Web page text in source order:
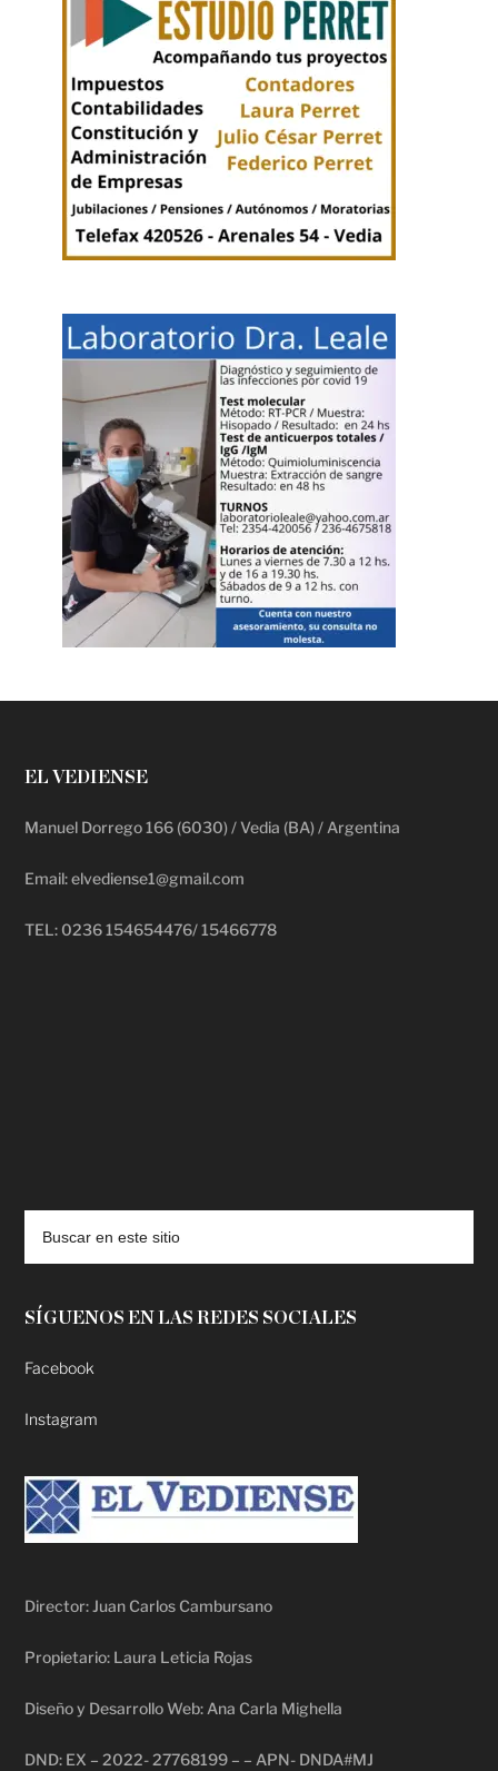
EL VEDIENSE
Manuel Dorrego 166 (6030) / Vedia (BA) / Argentina
Email: elvediense1@gmail.com
TEL: 0236 154654476/ 15466778
SÍGUENOS EN LAS REDES SOCIALES
Facebook
Instagram
Director: Juan Carlos Cambursano
Propietario: Laura Leticia Rojas
Diseño y Desarrollo Web: Ana Carla Mighella
DND: EX – 2022- 27768199 – – APN- DNDA#MJ